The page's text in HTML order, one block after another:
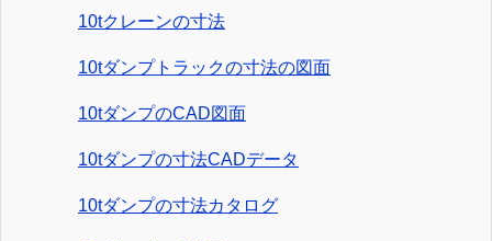
10tクレーンの寸法
10tダンプトラックの寸法の図面
10tダンプのCAD図面
10tダンプの寸法CADデータ
10tダンプの寸法カタログ